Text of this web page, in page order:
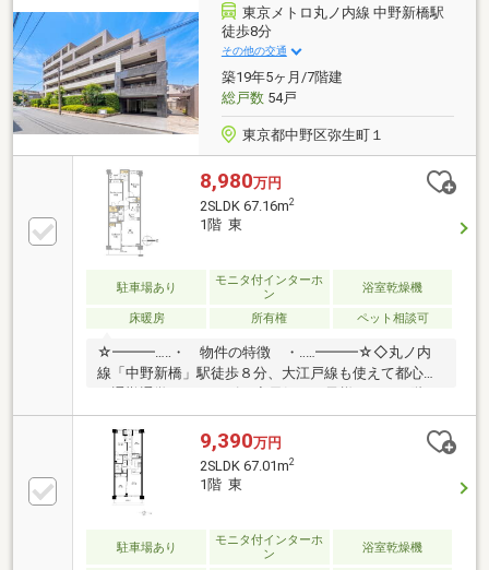
リティレジデンス！□渋谷区本町アドレス×西新宿5丁
目駅徒歩8分の生活利便高い住宅地！□エヌ・ティ・テ
ィ都市開発旧分譲の「ウエリス」シリーズ！デザイン
性溢れる外観！グレード感ある仕様
東京メトロ丸ノ内線 中野新橋駅
徒歩8分
その他の交通
築19年5ヶ月/7階建
総戸数54戸
東京都中野区弥生町１
8,980万円
2SLDK 67.16m2
1階 東
駐車場あり
モニタ付インターホ
ン
浴室乾燥機
床暖房 所有権 ペット相談可
☆━━━…‥・ 物件の特徴 ・‥…━━━☆◇丸ノ内
線「中野新橋」駅徒歩８分、大江戸線も使えて都心へ
への足音を気にせず過ごせる、安心の１階部分物件！
◇Ｌ型対面式キッチンは作業がしやすく、会話を楽し
みながら料理ができる間取り！◆キッチンやトイレ、
エアコンなど、段階的にリフォームが実施された快適
な住空間！◇内覧予約受付中♪ぜひ現地をご確認くだ
さい♪☆━━━…‥・ ━☆━ ・‥…━━━☆
9,390万円
2SLDK 67.01m2
1階 東
駐車場あり
モニタ付インターホ
ン
浴室乾燥機